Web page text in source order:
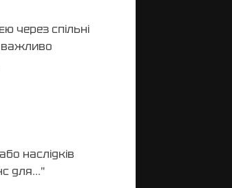
через спільні
важливо
наслідків
для..."